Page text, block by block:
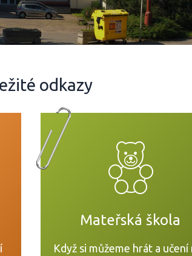
odkazy
Mateřská škola
Když si můžeme hrát a učení